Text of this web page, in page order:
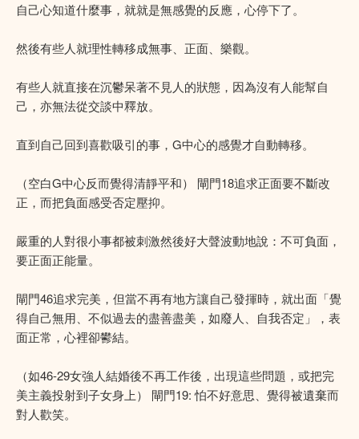
自己心知道什麼事，就就是無感覺的反應，心停下了。
然後有些人就理性轉移成無事、正面、樂觀。
有些人就直接在沉鬱呆著不見人的狀態，因為沒有人能幫自
己，亦無法從交談中釋放。
直到自己回到喜歡吸引的事，G中心的感覺才自動轉移。
（空白G中心反而覺得清靜平和） 閘門18追求正面要不斷改
正，而把負面感受否定壓抑。
嚴重的人對很小事都被刺激然後好大聲波動地說：不可負面，
要正面正能量。
閘門46追求完美，但當不再有地方讓自己發揮時，就出面「覺
得自己無用、不似過去的盡善盡美，如廢人、自我否定」，表
面正常，心裡卻鬰結。
（如46-29女強人結婚後不再工作後，出現這些問題，或把完
美主義投射到子女身上） 閘門19: 怕不好意思、覺得被遺棄而
對人歡笑。